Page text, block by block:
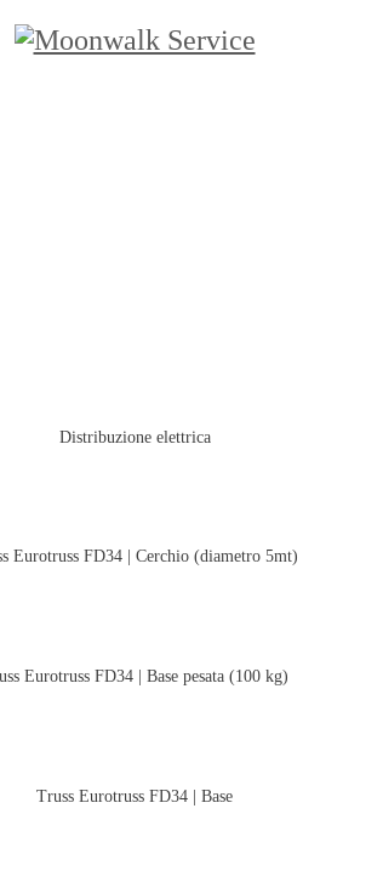
Distribuzione elettrica
Eurotruss FD34 | Cerchio (diametro 5mt)
Eurotruss FD34 | Base pesata (100 kg)
Truss Eurotruss FD34 | Base